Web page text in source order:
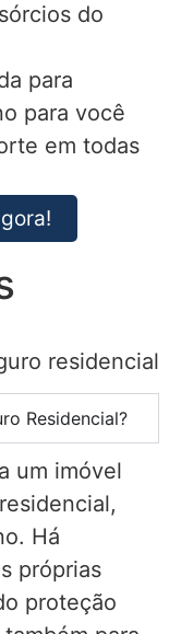
do
para
para você
em todas
residencial
Residencial?
um imóvel
Há
próprias
proteção